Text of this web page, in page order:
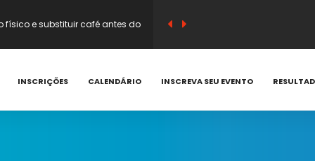
físico e substituir café antes do
INSCRIÇÕES CALENDÁRIO INSCREVA SEU EVENTO